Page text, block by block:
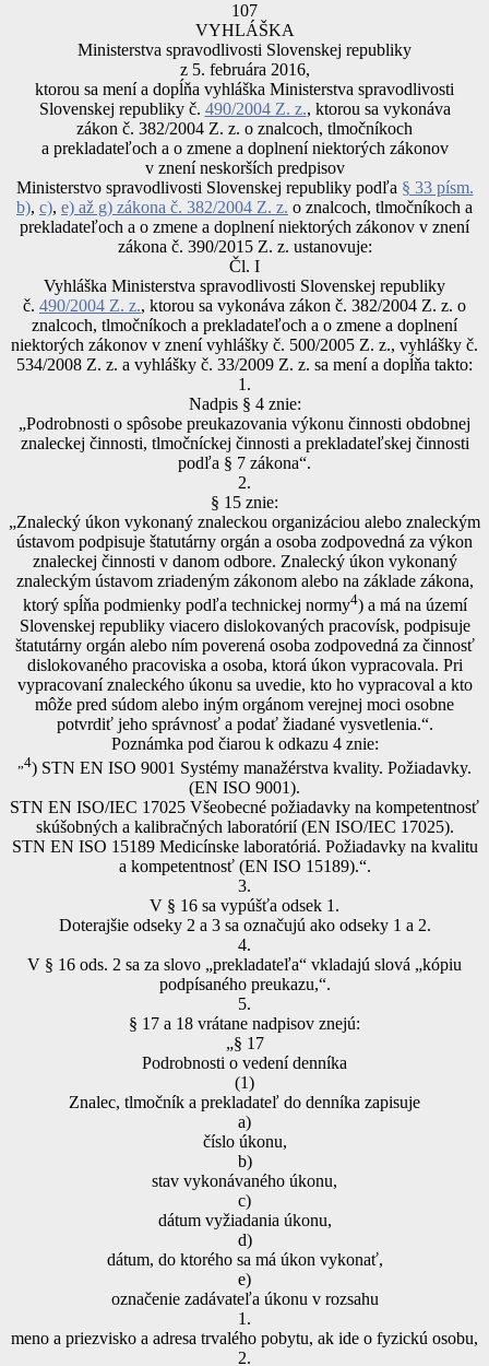
107
VYHLÁŠKA
Ministerstva spravodlivosti Slovenskej republiky
z 5. februára 2016,
ktorou sa mení a dopĺňa vyhláška Ministerstva spravodlivosti
Slovenskej republiky č. 490/2004 Z. z., ktorou sa vykonáva
zákon č. 382/2004 Z. z. o znalcoch, tlmočníkoch
a prekladateľoch a o zmene a doplnení niektorých zákonov
v znení neskorších predpisov
Ministerstvo spravodlivosti Slovenskej republiky podľa § 33 písm.
b), c), e) až g) zákona č. 382/2004 Z. z. o znalcoch, tlmočníkoch a
prekladateľoch a o zmene a doplnení niektorých zákonov v znení
zákona č. 390/2015 Z. z. ustanovuje:
Čl. I
Vyhláška Ministerstva spravodlivosti Slovenskej republiky
č. 490/2004 Z. z., ktorou sa vykonáva zákon č. 382/2004 Z. z. o
znalcoch, tlmočníkoch a prekladateľoch a o zmene a doplnení
niektorých zákonov v znení vyhlášky č. 500/2005 Z. z., vyhlášky č.
534/2008 Z. z. a vyhlášky č. 33/2009 Z. z. sa mení a dopĺňa takto:
1.
Nadpis § 4 znie:
„Podrobnosti o spôsobe preukazovania výkonu činnosti obdobnej
znaleckej činnosti, tlmočníckej činnosti a prekladateľskej činnosti
podľa § 7 zákona“.
2.
§ 15 znie:
„Znalecký úkon vykonaný znaleckou organizáciou alebo znaleckým
ústavom podpisuje štatutárny orgán a osoba zodpovedná za výkon
znaleckej činnosti v danom odbore. Znalecký úkon vykonaný
znaleckým ústavom zriadeným zákonom alebo na základe zákona,
ktorý spĺňa podmienky podľa technickej normy4) a má na území
Slovenskej republiky viacero dislokovaných pracovísk, podpisuje
štatutárny orgán alebo ním poverená osoba zodpovedná za činnosť
dislokovaného pracoviska a osoba, ktorá úkon vypracovala. Pri
vypracovaní znaleckého úkonu sa uvedie, kto ho vypracoval a kto
môže pred súdom alebo iným orgánom verejnej moci osobne
potvrdiť jeho správnosť a podať žiadané vysvetlenia.“.
Poznámka pod čiarou k odkazu 4 znie:
„4) STN EN ISO 9001 Systémy manažérstva kvality. Požiadavky.
(EN ISO 9001).
STN EN ISO/IEC 17025 Všeobecné požiadavky na kompetentnosť
skúšobných a kalibračných laboratórií (EN ISO/IEC 17025).
STN EN ISO 15189 Medicínske laboratóriá. Požiadavky na kvalitu
a kompetentnosť (EN ISO 15189).“.
3.
V § 16 sa vypúšťa odsek 1.
Doterajšie odseky 2 a 3 sa označujú ako odseky 1 a 2.
4.
V § 16 ods. 2 sa za slovo „prekladateľa“ vkladajú slová „kópiu
podpísaného preukazu,“.
5.
§ 17 a 18 vrátane nadpisov znejú:
„§ 17
Podrobnosti o vedení denníka
(1)
Znalec, tlmočník a prekladateľ do denníka zapisuje
a)
číslo úkonu,
b)
stav vykonávaného úkonu,
c)
dátum vyžiadania úkonu,
d)
dátum, do ktorého sa má úkon vykonať,
e)
označenie zadávateľa úkonu v rozsahu
1.
meno a priezvisko a adresa trvalého pobytu, ak ide o fyzickú osobu,
2.